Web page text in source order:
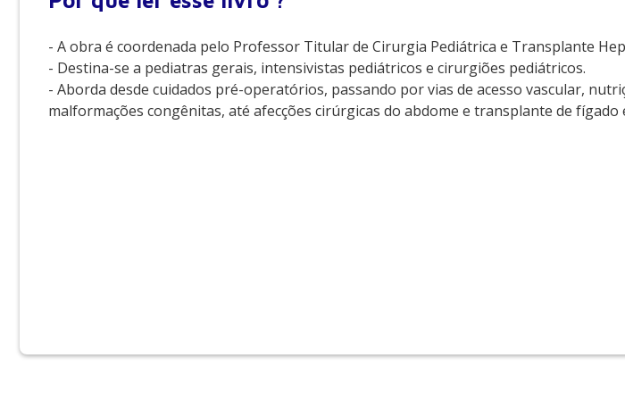
- A obra é coordenada pelo Professor Titular de Cirurgia Pediátrica e Transplante
- Destina-se a pediatras gerais, intensivistas pediátricos e cirurgiões pediátricos.
- Aborda desde cuidados pré-operatórios, passando por vias de acesso vascular,
malformações congênitas, até afecções cirúrgicas do abdome e transplante de fígado